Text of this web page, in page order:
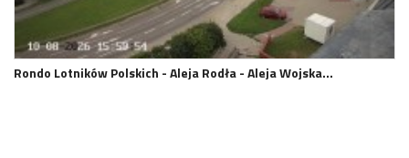
Rondo Lotników Polskich - Aleja Rodła - Aleja Wojska…